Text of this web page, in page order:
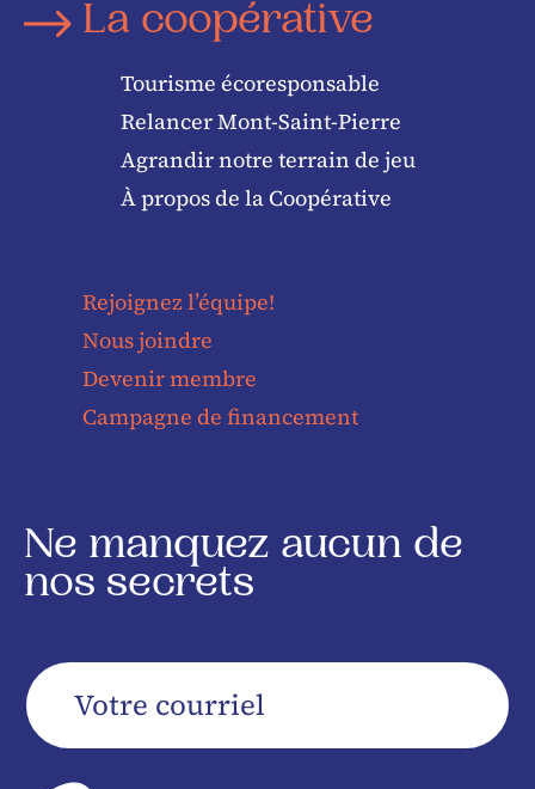
La coopérative
Tourisme écoresponsable
Relancer Mont-Saint-Pierre
Agrandir notre terrain de jeu
À propos de la Coopérative
Rejoignez l’équipe!
Nous joindre
Devenir membre
Campagne de financement
Ne manquez aucun de
nos secrets
Votre
courriel